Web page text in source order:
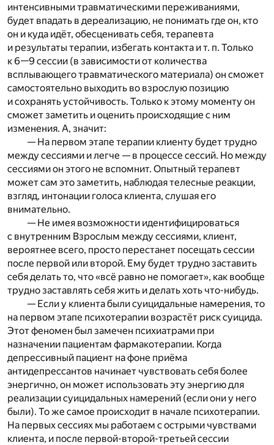
интенсивными травматическими переживаниями,
будет впадать в дереализацию, не понимать где он, кто
он и куда идёт, обесценивать себя, терапевта
и результаты терапии, избегать контакта и т. п. Только
к 6—9 сессии (в зависимости от количества
всплывающего травматического материала) он сможет
самостоятельно выходить во взрослую позицию
и сохранять устойчивость. Только к этому моменту он
сможет заметить и оценить происходящие с ним
изменения. А, значит:
— На первом этапе терапии клиенту будет трудно
между сессиями и легче — в процессе сессий. Но между
сессиями он этого не вспомнит. Опытный терапевт
может сам это заметить, наблюдая телесные реакции,
взгляд, интонации голоса клиента, слушая его
внимательно.
— Не имея возможности идентифицироваться
с внутренним Взрослым между сессиями, клиент,
вероятнее всего, просто перестанет посещать сессии
после первой или второй. Ему будет трудно заставить
себя делать то, что «всё равно не помогает», как вообще
трудно заставлять себя жить и делать хоть что-нибудь.
— Если у клиента были суицидальные намерения, то
на первом этапе психотерапии возрастёт риск суицида.
Этот феномен был замечен психиатрами при
назначении пациентам фармакотерапии. Когда
депрессивный пациент на фоне приёма
антидепрессантов начинает чувствовать себя более
энергично, он может использовать эту энергию для
реализации суицидальных намерений (если они у него
были). То же самое происходит в начале психотерапии.
На первых сессиях мы работаем с острыми чувствами
клиента, и после первой-второй-третьей сессии